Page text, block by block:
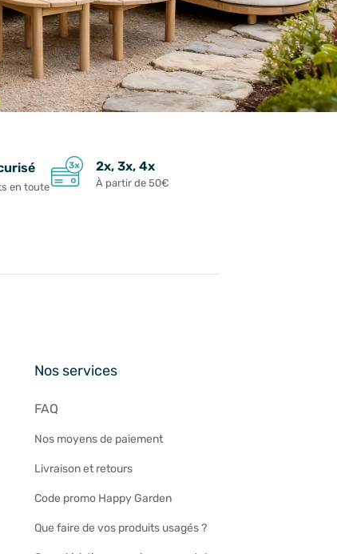
en toute
2x, 3x, 4x
À partir de 50€
Nos services
FAQ
Nos moyens de paiement
Livraison et retours
Code promo Happy Garden
Que faire de vos produits usagés ?